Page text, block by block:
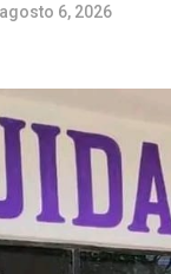
agosto 6, 2026